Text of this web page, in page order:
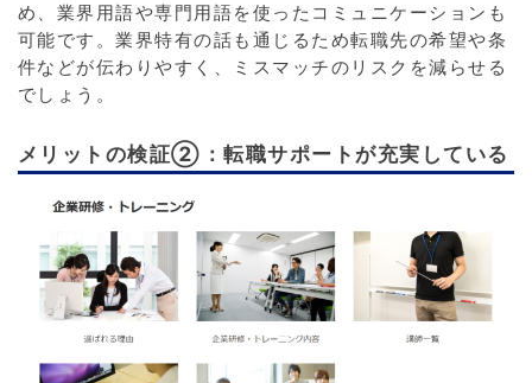
め、業界用語や専門用語を使ったコミュニケーションも
可能です。業界特有の話も通じるため転職先の希望や条
件などが伝わりやすく、ミスマッチのリスクを減らせる
でしょう。
メリットの検証②：転職サポートが充実している